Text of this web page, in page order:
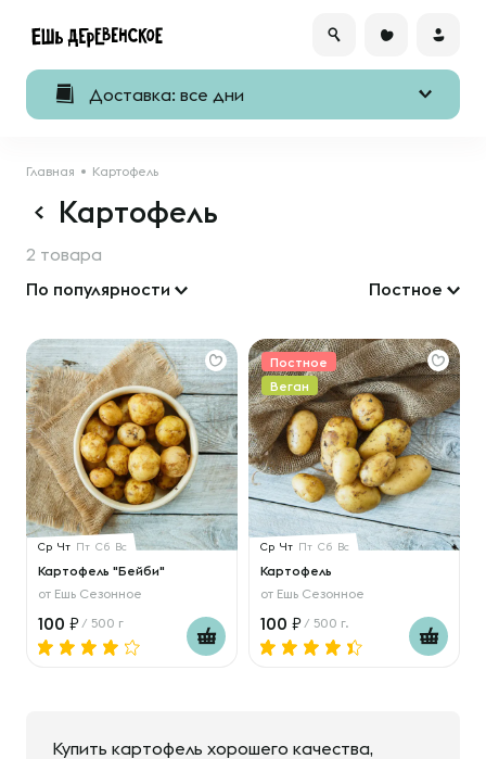
Доставка: все дни
Главная Картофель
Картофель
2 товара
По популярности
Постное
Ср Чт Пт Сб Вс
Картофель "Бейби"
от Ешь Сезонное
100 / 500 г
Постное
Веган
Ср Чт Пт Сб Вс
Картофель
от Ешь Сезонное
100 / 500 г.
Купить картофель хорошего качества,